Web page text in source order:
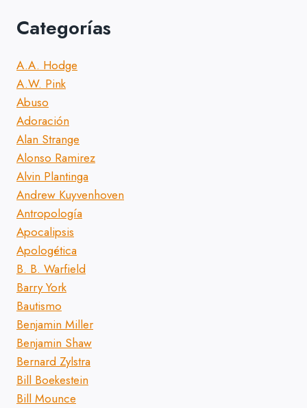
Categorías
A.A. Hodge
A.W. Pink
Abuso
Adoración
Alan Strange
Alonso Ramirez
Alvin Plantinga
Andrew Kuyvenhoven
Antropología
Apocalipsis
Apologética
B. B. Warfield
Barry York
Bautismo
Benjamin Miller
Benjamin Shaw
Bernard Zylstra
Bill Boekestein
Bill Mounce